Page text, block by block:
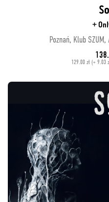
+
Poznań, Klub
129.00 zł (+ 9.03